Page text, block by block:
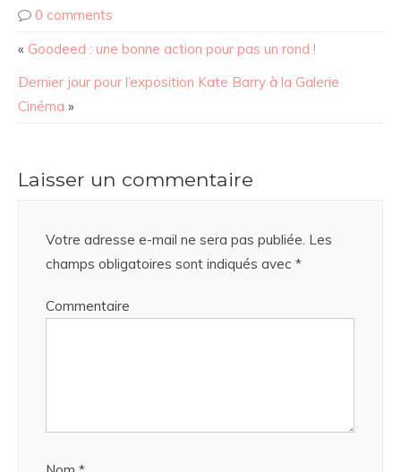
0 comments
« Goodeed : une bonne action pour pas un rond !
Dernier jour pour l’exposition Kate Barry à la Galerie
Cinéma »
Laisser un commentaire
Votre adresse e-mail ne sera pas publiée. Les
champs obligatoires sont indiqués avec *
Commentaire